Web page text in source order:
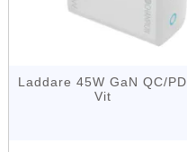
Laddare 45W GaN QC/PD
Vit